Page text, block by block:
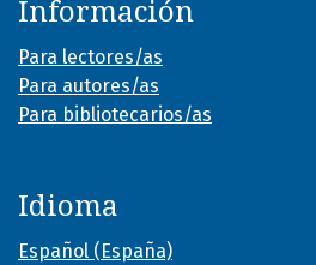
Información
Para lectores/as
Para autores/as
Para bibliotecarios/as
Idioma
Español (España)